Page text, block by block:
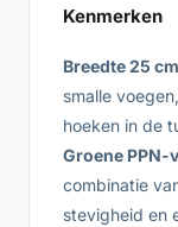
Kenmerken
Breedte 25
smalle
hoeken in de
Groene PPN-
combinatie
stevigheid en